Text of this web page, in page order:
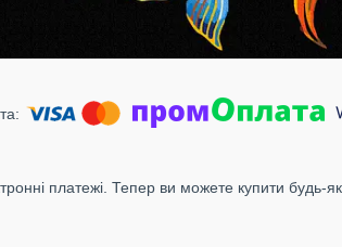
платежі. Тепер ви можете купити будь-